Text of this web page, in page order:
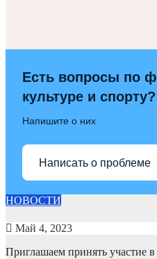
Есть вопросы по
культуре и спорту?
Напишите о них
Написать о проблеме
НОВОСТИ
Май 4, 2023
Приглашаем принять участие